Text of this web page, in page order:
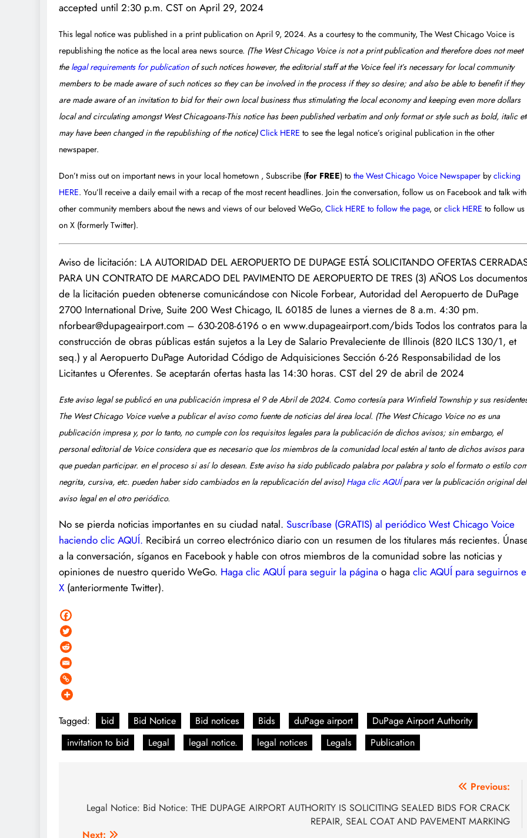
accepted until 2:30 p.m. CST on April 29, 2024
This legal notice was published in a print publication on April 9, 2024. As a courtesy to the community, The West Chicago Voice is
republishing the notice as the local area news source. (The West Chicago Voice is not a print publication and therefore does not meet
the legal requirements for publicationof such notices however, the editorial staff at the Voice feel it’s necessary for local community
members to be made aware of such notices so they can be involved in the process if they so desire; and also be able to benefit if they
are made aware of an invitation to bid for their own local business thus stimulating the local economy and keeping even more dollars
local and circulating amongst West Chicagoans-This notice has been published verbatim and only format or style such as bold, italic
may have been changed in the republishing of the notice)Click HERE to see the legal notice’s original publication in the other
newspaper.
Don’t miss out on important news in your local hometown , Subscribe (for FREE) to the West Chicago Voice Newspaper by clicking
HERE. You’ll receive a daily email with a recap of the most recent headlines. Join the conversation, follow us on Facebook and talk with
other community members about the news and views of our beloved WeGo, Click HERE to follow the page, or click HERE to follow us
on X (formerly Twitter).
Aviso de licitación: LA AUTORIDAD DEL AEROPUERTO DE DUPAGE ESTÁ SOLICITANDO OFERTAS
PARA UN CONTRATO DE MARCADO DEL PAVIMENTO DE AEROPUERTO DE TRES (3) AÑOS Los documentos
de la licitación pueden obtenerse comunicándose con Nicole Forbear, Autoridad del Aeropuerto de DuPage
2700 International Drive, Suite 200 West Chicago, IL 60185 de lunes a viernes de 8 a.m. 4:30 pm.
nforbear@dupageairport.com – 630-208-6196 o en www.dupageairport.com/bids Todos los contratos para la
construcción de obras públicas están sujetos a la Ley de Salario Prevaleciente de Illinois (820 ILCS 130/1, et
seq.) y al Aeropuerto DuPage Autoridad Código de Adquisiciones Sección 6-26 Responsabilidad de los
Licitantes u Oferentes. Se aceptarán ofertas hasta las 14:30 horas. CST del 29 de abril de 2024
Este aviso legal se publicó en una publicación impresa el 9 de Abril de 2024. Como cortesía para Winfield Township y sus
The West Chicago Voice vuelve a publicar el aviso como fuente de noticias del área local. (The West Chicago Voice no es una
publicación impresa y, por lo tanto, no cumple con los requisitos legales para la publicación de dichos avisos; sin embargo, el
personal editorial de Voice considera que es necesario que los miembros de la comunidad local estén al tanto de dichos avisos para
que puedan participar. en el proceso si así lo desean. Este aviso ha sido publicado palabra por palabra y solo el formato o estilo
negrita, cursiva, etc. pueden haber sido cambiados en la republicación del aviso) Haga clic AQUÍpara ver la publicación original del
aviso legal en el otro periódico.
No se pierda noticias importantes en su ciudad natal. Suscríbase (GRATIS) al periódico West Chicago Voice
haciendo clic AQUÍ. Recibirá un correo electrónico diario con un resumen de los titulares más recientes.
a la conversación, síganos en Facebook y hable con otros miembros de la comunidad sobre las noticias y
opiniones de nuestro querido WeGo. Haga clic AQUÍ para seguir la página o haga clic AQUÍ para seguirnos
X (anteriormente Twitter).
Tagged: bid Bid Notice Bid notices Bids duPage airport
DuPage Airport Authority
invitation to bid
Legal legal notice. legal notices Legals Publication
navigation
Previous:
Legal Notice: Bid Notice: THE DUPAGE AIRPORT AUTHORITY IS SOLICITING SEALED BIDS FOR CRACK
REPAIR, SEAL COAT AND PAVEMENT MARKING
Next: